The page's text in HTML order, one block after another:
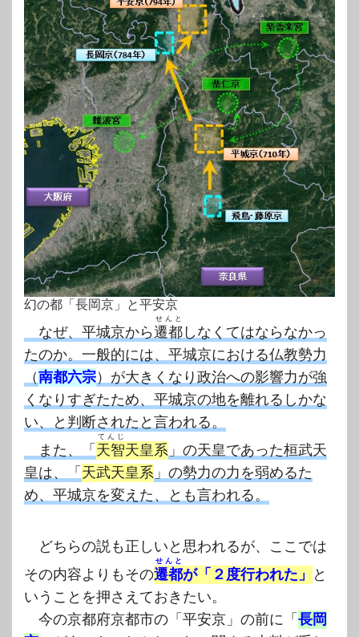
幻の都「長岡京」と平安京
なぜ、平城京から遷都
せんと
しなくてはならなかっ
たのか。一般的には、平城京における仏教勢力
（南都六宗）が大きくなり政治への影響力が強
くなりすぎたため、平城京の地を離れるしかな
い、と判断されたと言われる。
また、「天智
てんじ
天皇系 」の天皇であった桓武天
皇は、「天武天皇系 」の勢力の力を弱めるた
め、平城京を変えた、とも言われる。
どちらの説も正しいと思われるが、ここでは
その内容よりもその遷都
せんと
が「２度行われた」 と
いうことを押さえておきたい。
今の京都府京都市の「平安京」の前に「長岡